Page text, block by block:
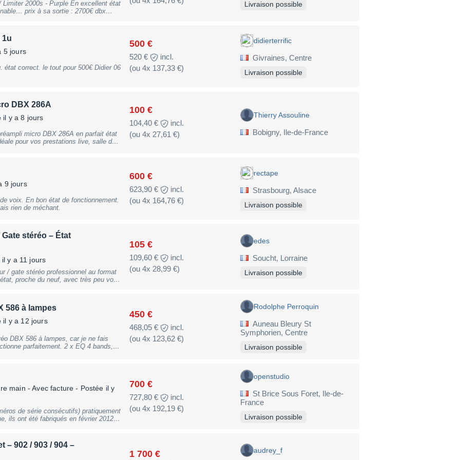
- Purple En excellent état
AutoVelocity (manuel), ou variable
(commutable) * Limitation :
avec indicateurs de crête Specs
dB * THD+Bruit : 0.008% typique à
: 200 kHz * Réponse en
* Niveau d'entrée max : 24dBu
4", entrées/sorties transfo
Livraison possible
1u
5 jours
500 €
520 €
incl.
(ou 4x 137,33 €)
le tout pour 500€ Didier 06
didierterrific
Givraines, Centre
Livraison possible
DBX 286A
il y a 8 jours
100 €
104,40 €
incl.
(ou 4x 27,61 €)
micro DBX 286A en parfait état
Thierry Assouline
Bobigny, Ile-de-France
9 jours
600 €
623,90 €
incl.
(ou 4x 164,76 €)
voix. En bon état de fonctionnement.
rien de méchant.
rectape
Strasbourg, Alsace
Livraison possible
stéréo – État
y a 11 jours
105 €
109,60 €
incl.
(ou 4x 28,99 €)
/ gate stéréo professionnel au format
Il dispose notamment de
avec utilisation possible en
edes
Soucht, Lorraine
Livraison possible
586 à lampes
il y a 12 jours
450 €
468,05 €
incl.
(ou 4x 123,62 €)
car je ne fais
parfaitement. 2 x EQ 4 bands,
Rodolphe Perroquin
Auneau Bleury St
Symphorien, Centre
Livraison possible
main - Avec facture - Postée il y
700 €
727,80 €
incl.
(ou 4x 192,19 €)
de série consécutifs) pratiquement
ils ont été fabriqués en février 2012 et
openstudio
St Brice Sous Foret, Ile-de-
France
Livraison possible
– 902 / 903 / 904 –
1 700 € audrey_f